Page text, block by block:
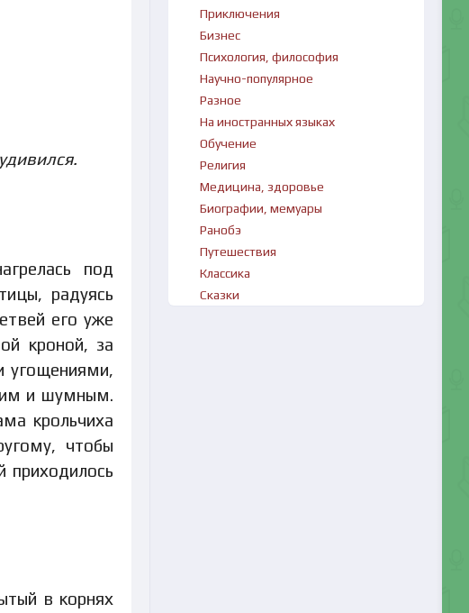
под
радуясь
его уже
кроной, за
угощениями,
и шумным.
крольчиха
чтобы
приходилось
в корнях
Приключения
Бизнес
Психология, философия
Научно-популярное
Разное
На иностранных языках
Обучение
Религия
Медицина, здоровье
Биографии, мемуары
Ранобэ
Путешествия
Классика
Сказки